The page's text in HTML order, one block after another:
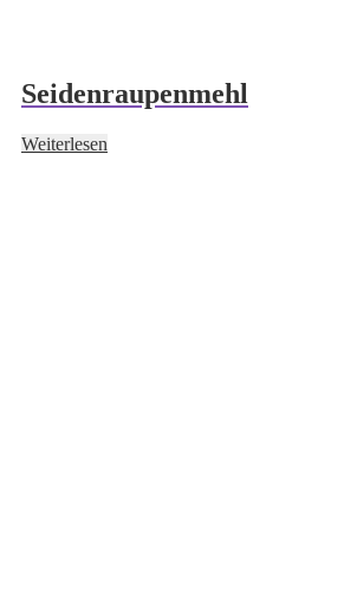
Seidenraupenmehl
Weiterlesen